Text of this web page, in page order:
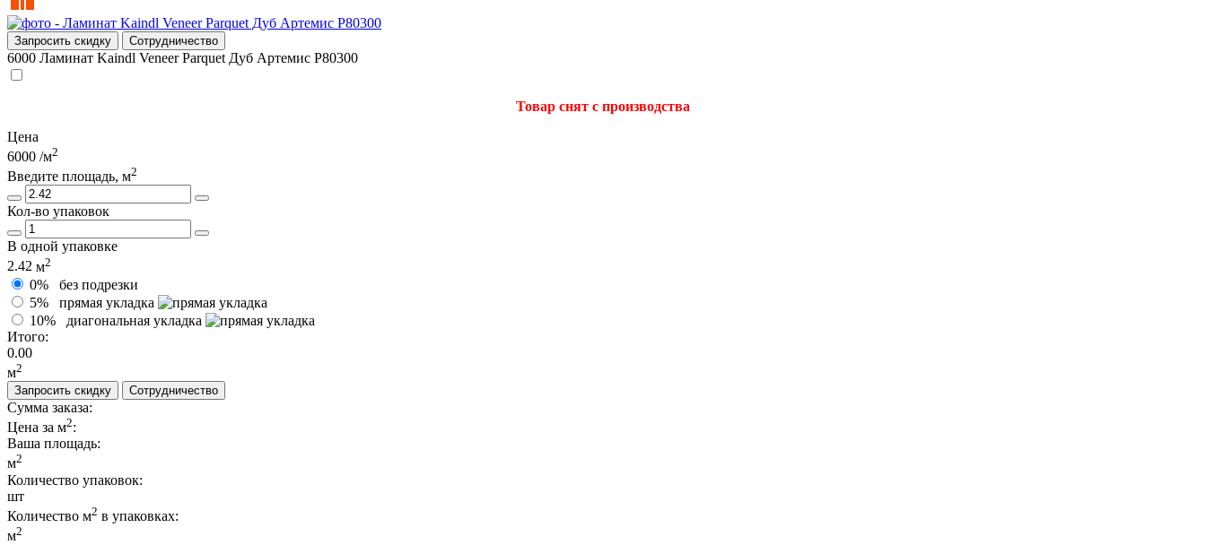
Запросить скидку Сотрудничество
6000 Ламинат Kaindl Veneer Parquet Дуб Артемис P80300
Товар снят с производства
Цена
6000 /м2
Введите площадь, м2
Кол-во упаковок
В одной упаковке
2.42 м2
0% без подрезки
5% прямая укладка
10% диагональная укладка
Итого:
0.00
м2
Запросить скидку
Сотрудничество
Сумма заказа:
Цена за м2:
Ваша площадь:
м2
Количество упаковок:
шт
Количество м2 в упаковках:
м2